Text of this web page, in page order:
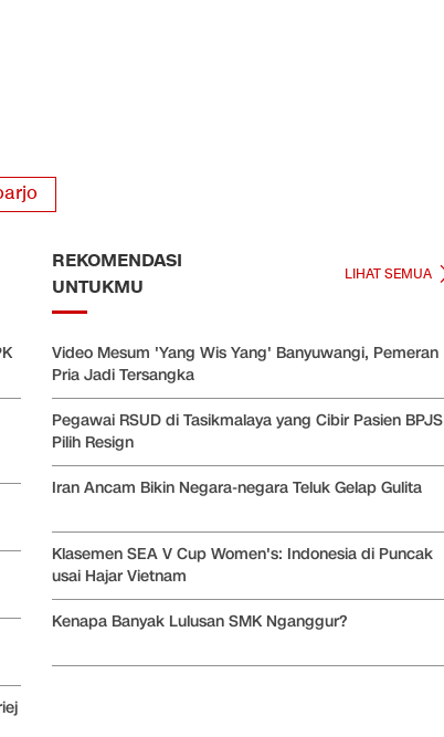
REKOMENDASI
UNTUKMU
LIHAT SEMUA
Video Mesum 'Yang Wis Yang' Banyuwangi, Pemeran
Pria Jadi Tersangka
Pegawai RSUD di Tasikmalaya yang Cibir Pasien BPJS
Pilih Resign
Iran Ancam Bikin Negara-negara Teluk Gelap Gulita
Klasemen SEA V Cup Women's: Indonesia di Puncak
usai Hajar Vietnam
Kenapa Banyak Lulusan SMK Nganggur?